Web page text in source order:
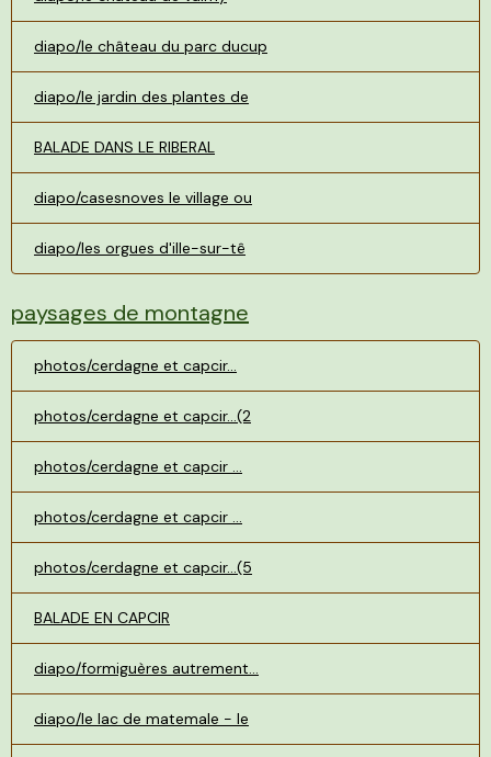
diapo/le château du parc ducup
diapo/le jardin des plantes de
BALADE DANS LE RIBERAL
diapo/casesnoves le village ou
diapo/les orgues d'ille-sur-tê
paysages de montagne
photos/cerdagne et capcir...
photos/cerdagne et capcir...(2
photos/cerdagne et capcir ...
photos/cerdagne et capcir ...
photos/cerdagne et capcir...(5
BALADE EN CAPCIR
diapo/formiguères autrement...
diapo/le lac de matemale - le